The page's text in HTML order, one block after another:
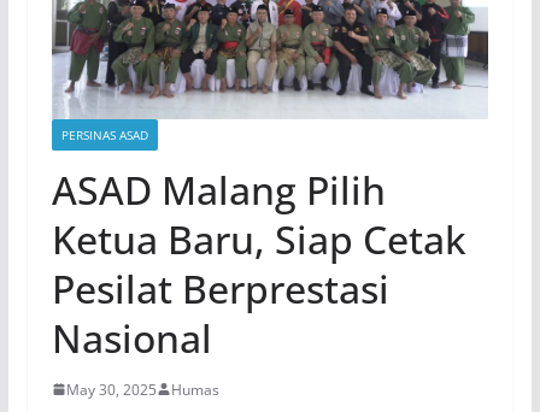
PERSINAS ASAD
ASAD Malang Pilih
Ketua Baru, Siap Cetak
Pesilat Berprestasi
Nasional
May 30, 2025 Humas